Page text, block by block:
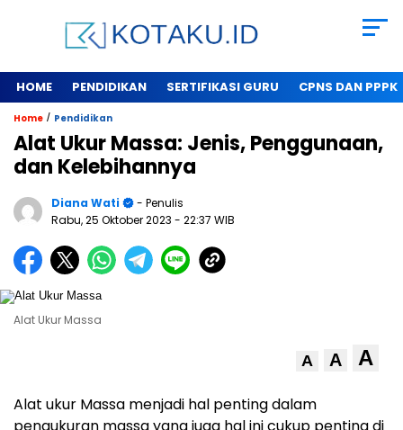
HOME PENDIDIKAN SERTIFIKASI GURU CPNS DAN PPPK
Home / Pendidikan
Alat Ukur Massa: Jenis, Penggunaan,
dan Kelebihannya
Diana Wati
- Penulis
Rabu, 25 Oktober 2023 - 22:37 WIB
Alat Ukur Massa
A A A
Alat ukur Massa menjadi hal penting dalam